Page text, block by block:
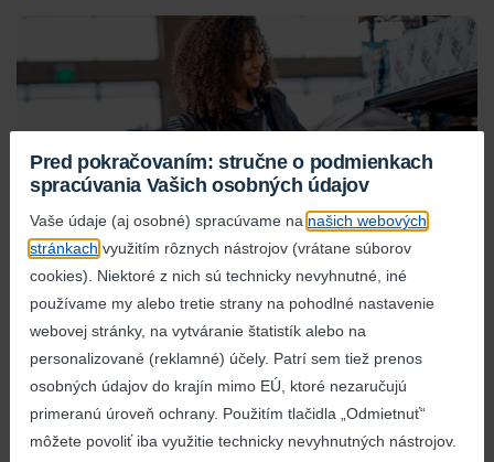
Pred pokračovaním: stručne o podmienkach
spracúvania Vašich osobných údajov
Vaše údaje (aj osobné) spracúvame na našich webových
stránkach využitím rôznych nástrojov (vrátane súborov
cookies). Niektoré z nich sú technicky nevyhnutné, iné
používame my alebo tretie strany na pohodlné nastavenie
webovej stránky, na vytváranie štatistík alebo na
personalizované (reklamné) účely. Patrí sem tiež prenos
osobných údajov do krajín mimo EÚ, ktoré nezaručujú
primeranú úroveň ochrany. Použitím tlačidla „Odmietnuť“
môžete povoliť iba využitie technicky nevyhnutných nástrojov.
Stanovisko k nákupu kávy
Už roky sa angažujeme za udržateľné pestovanie
kávy. Prispieva k tomu naša spolupráca
s medzinárodne uznávanými certifikačnými